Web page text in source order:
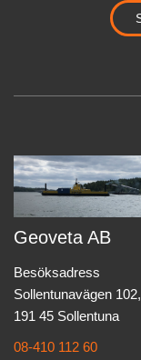
Geoveta AB
Besöksadress
Sollentunavägen 102,
191 45 Sollentuna
08-410 112 60